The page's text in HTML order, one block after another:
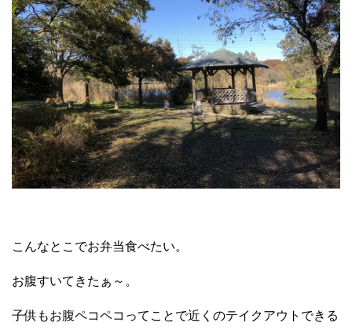
こんなとこでお弁当食べたい。
お腹すいてきたぁ～。
子供もお腹ペコペコってことで近くのテイクアウトできる